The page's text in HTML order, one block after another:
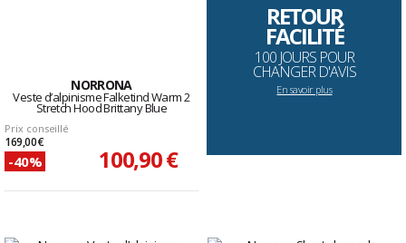
NORRONA
Veste d’alpinisme Falketind Warm 2
Stretch Hood Brittany Blue
Prix conseillé
169,00 €
-40% 100,90 €
RETOUR
FACILITÉ
100 JOURS POUR
CHANGER D'AVIS
En savoir plus